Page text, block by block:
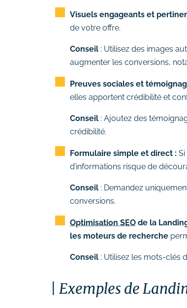
Visuels engageants et
de votre offre.
Conseil : Utilisez des images
augmenter les conversions,
Preuves sociales et
elles apportent crédibilité et
Conseil : Ajoutez des
crédibilité.
Formulaire simple et direct :
d’informations risque de
Conseil : Demandez
conversions.
Optimisation SEO de la
les moteurs de recherche
Conseil : Utilisez les mots-clés
Exemples de